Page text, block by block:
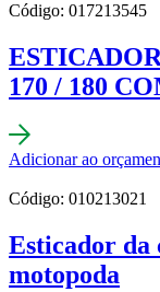
Código: 017213545
170 / 180
Adicionar ao
Código: 010213021
Esticador da
motopoda